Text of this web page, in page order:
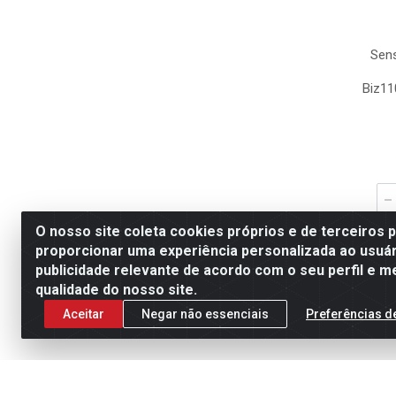
O nosso site coleta cookies próprios e de terceiros
proporcionar uma experiência personalizada ao
publicidade relevante de acordo com o seu perfil e
qualidade do nosso site.
Aceitar Negar não essenciais Preferências